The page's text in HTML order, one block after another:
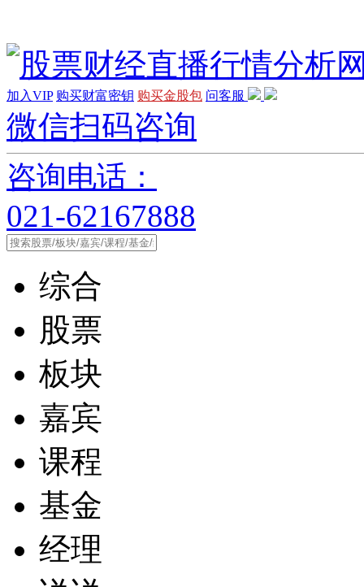
加入VIP 购买财富密钥 购买金股包 问客服
微信扫码咨询
咨询电话：
021-62167888
综合
股票
板块
嘉宾
课程
基金
经理